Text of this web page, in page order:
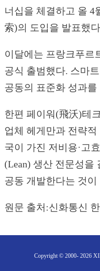
너십을 체결하고 올 4
索)의 도입을 발표했
이달에는 프랑크푸르
공식 출범했다. 스마
공동의 표준화 성과
한편 페이워(飛沃)테
업체 헤게만과 전략
국이 가진 저비용·고
(Lean) 생산 전문성을
공동 개발한다는 것
원문 출처:신화통신
Copyright © 2000- 2026